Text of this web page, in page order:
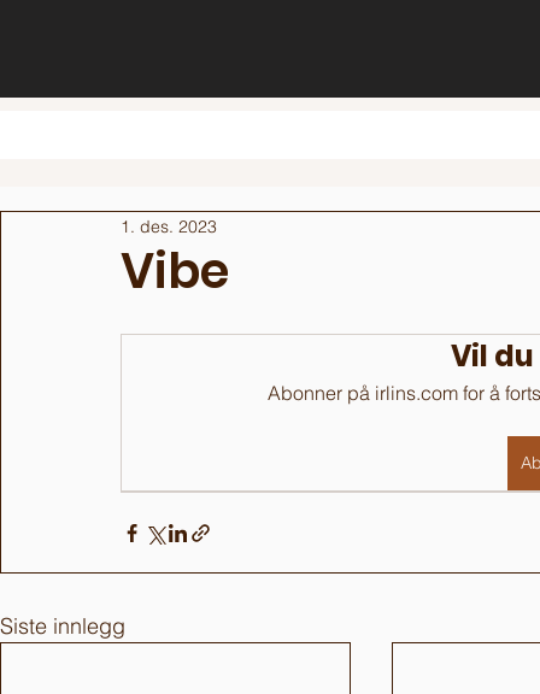
Vibe
1. des. 2023
Vil
Abonner på irlins.com for å
Siste innlegg